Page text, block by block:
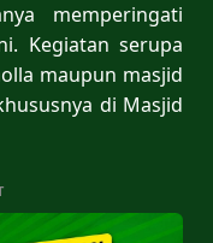
memperingati
Kegiatan serupa
maupun masjid
di Masjid